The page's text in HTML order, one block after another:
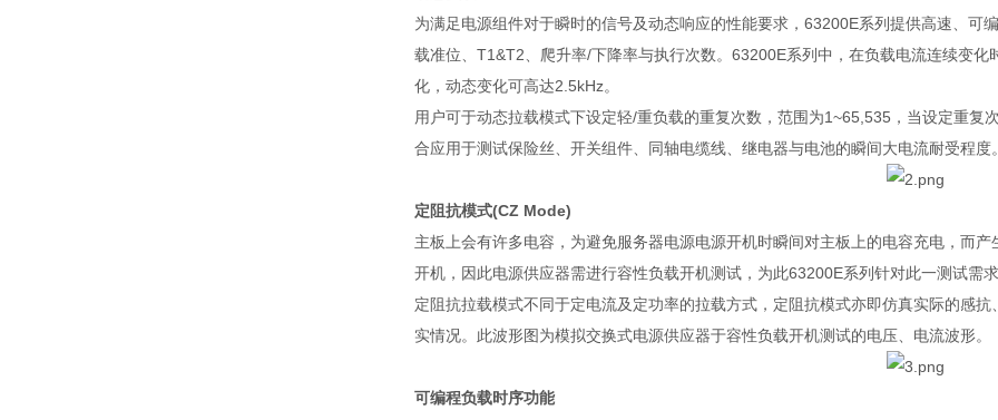
为满足电源组件对于瞬时的信号及动态响应的性能要求， 63200E系列提供高速、可
载准位、 T1&T2 、爬升率/下降率与执行次数。 63200E系列中，在负载电流连续变化
化，动态变化可高达2.5kHz。
用户可于动态拉载模式下设定轻/重负载的重复次数，范围为1~65,535 ，当设定重复
合应用于测试保险丝、开关组件、同轴电缆线、继电器与电池的瞬间大电流耐受程度。
定阻抗模式(CZ Mode)
主板上会有许多电容，为避免服务器电源电源开机时瞬间对主板上的电容充电，而
开机，因此电源供应器需进行容性负载开机测试，为此63200E系列针对此一测试需
定阻抗拉载模式不同于定电流及定功率的拉载方式，定阻抗模式亦即仿真实际的感
实情况。此波形图为模拟交换式电源供应器于容性负载开机测试的电压、电流波形。
可编程负载时序功能